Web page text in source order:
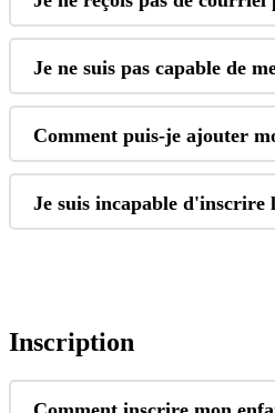
Je ne suis pas capable de
Comment puis-je ajouter
Je suis incapable d'inscrire
Inscription